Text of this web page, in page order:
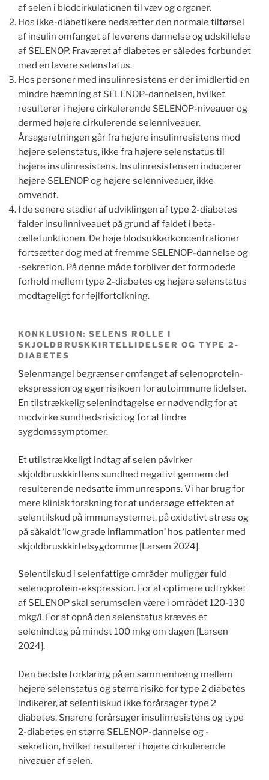
af selen i blodcirkulationen til væv og organer.
Hos ikke-diabetikere nedsætter den normale tilførsel
af insulin omfanget af leverens dannelse og udskillelse
af ​​SELENOP. Fraværet af diabetes er således forbundet
med en lavere selenstatus.
Hos personer med insulinresistens er der imidlertid en
mindre hæmning af SELENOP-dannelsen, hvilket
resulterer i højere cirkulerende SELENOP-niveauer og
dermed højere cirkulerende selenniveauer.
Årsagsretningen går fra højere insulinresistens mod
højere selenstatus, ikke fra højere selenstatus til
højere insulinresistens. Insulinresistensen inducerer
højere SELENOP og højere selenniveauer, ikke
omvendt.
I de senere stadier af udviklingen af ​​type 2-diabetes
falder insulinniveauet på grund af faldet i beta-
cellefunktionen. De høje blodsukkerkoncentrationer
fortsætter dog med at fremme SELENOP-dannelse og
-sekretion. På denne måde forbliver det formodede
forhold mellem type 2-diabetes og højere selenstatus
modtageligt for fejlfortolkning.
KONKLUSION: SELENS ROLLE I
SKJOLDBRUSKKIRTELLIDELSER OG TYPE 2-
DIABETES
Selenmangel begrænser omfanget af selenoprotein-
ekspression og øger risikoen for autoimmune lidelser.
En tilstrækkelig selenindtagelse er nødvendig for at
modvirke sundhedsrisici og for at lindre
sygdomssymptomer.
Et utilstrækkeligt indtag af selen påvirker
skjoldbruskkirtlens sundhed negativt gennem det
resulterende nedsatte immunrespons.Vi har brug for
mere klinisk forskning for at undersøge effekten af ​​
selentilskud på immunsystemet, på oxidativt stress og
på såkaldt ‘low grade inflammation’ hos patienter med
skjoldbruskkirtelsygdomme [Larsen 2024].
Selentilskud i selenfattige områder muliggør fuld
selenoprotein-ekspression. For at optimere udtrykket
af SELENOP skal serumselen være i området 120-130
mkg/l. For at opnå den selenstatus kræves et
selenindtag på mindst 100 mkg om dagen [Larsen
2024].
Den bedste forklaring på en sammenhæng mellem
højere selenstatus og større risiko for type 2 diabetes
indikerer, at selentilskud ikke forårsager type 2
diabetes. Snarere forårsager insulinresistens og type
2-diabetes en større SELENOP-dannelse og -
sekretion, hvilket resulterer i højere cirkulerende
niveauer af selen.